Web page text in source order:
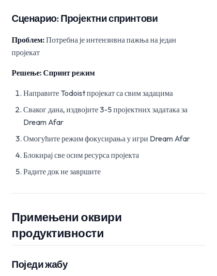
Сценарио: Пројектни спринтови
Проблем:Потребна је интензивна пажња на један
пројекат
Решење: Спринт режим
Направите Todoist пројекат са свим задацима
Сваког дана, издвојите 3-5 пројектних задатака за
Dream Afar
Омогућите режим фокусирања у игри Dream Afar
Блокирај све осим ресурса пројекта
Радите док не завршите
Примењени оквири
продуктивности
Поједи жабу